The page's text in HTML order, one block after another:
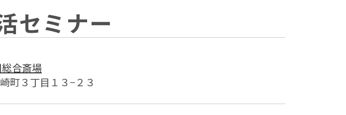
セミナー
合斎場
町３丁目１３−２３